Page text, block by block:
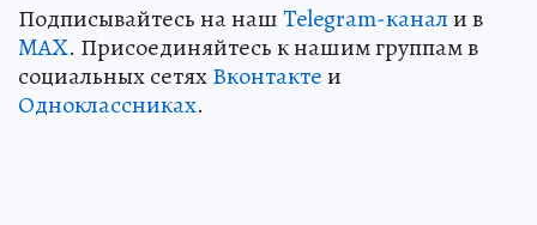
Подписывайтесь на нашTelegram-канали в
MAX. Присоединяйтесь к нашим группам в
социальных сетяхВконтактеи
Одноклассниках.